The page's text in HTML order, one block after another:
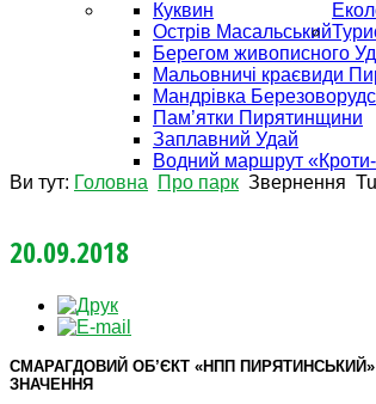
Куквин
Острів Масальський
Берегом живописного
Мальовничі краєвиди
Мандрівка
Пам’ятки Пирятинщини
Заплавний Удай
Водний маршрут
Ви тут: Головна Про парк Звернення
20.09.2018
СМАРАГДОВИЙ ОБ’ЄКТ «НПП
ЗНАЧЕННЯ